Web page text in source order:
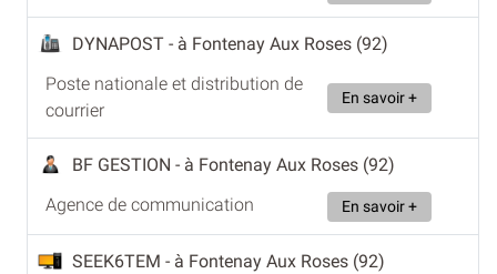
DYNAPOST - à Fontenay Aux Roses (92)
Poste nationale et distribution de
courrier
En savoir +
BF GESTION - à Fontenay Aux Roses (92)
Agence de communication
En savoir +
SEEK6TEM - à Fontenay Aux Roses (92)